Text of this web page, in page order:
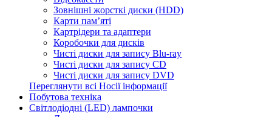
Зовнішні жорсткі диски (HDD)
Карти пам’яті
Картрідери та адаптери
Коробочки для дисків
Чисті диски для запису Blu-ray
Чисті диски для запису CD
Чисті диски для запису DVD
Переглянути всі Носії інформації
Побутова техніка
Світлодіодні (LED) лампочки